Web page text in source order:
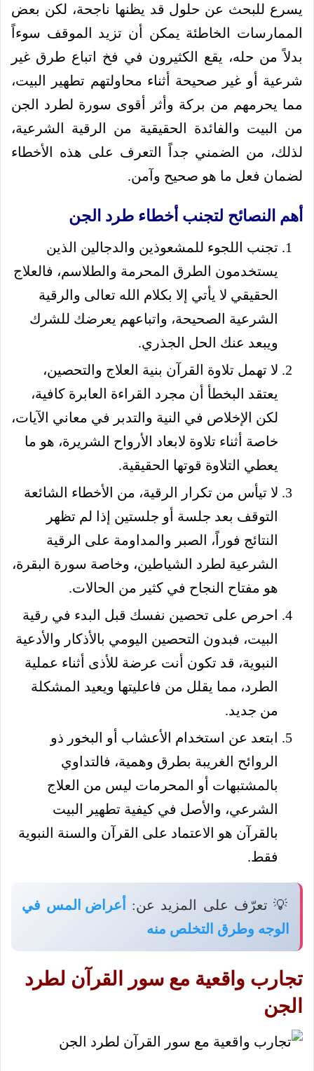
يسرع للبحث عن حلول قد يظنها ناجحة، لكن بعض
الممارسات الخاطئة يمكن أن تزيد الموقف سوءاً
بدلاً من حله، يقع الكثيرون في فخ اتباع طرق غير
شرعية أو غير صحيحة أثناء محاولتهم تطهير البيت،
مما يحرمهم من بركة وأثر أقوى سورة لطرد الجن
من البيت والفائدة الحقيقية من الرقية الشرعية،
لذلك، من الضمني جداً التعرف على هذه الأخطاء
لضمان فعل ما هو صحيح وآمن.
أهم النصائح لتجنب أخطاء طرد الجن
تجنب اللجوء للمشعوذين والدجالين الذين
يستخدمون الطرق المحرمة والطلاسم، فالعلاج
الحقيقي لا يأتي إلا بكلام الله تعالى والرقية
الشرعية الصحيحة، واتباعهم يعرضك للشرك
ويبعد عنك الحل الجذري.
لا تهمل تلاوة القرآن بنية العلاج والتحصين،
يعتقد البخطأ أن مجرد القراءة العابرة كافية،
لكن الإخلاص في النية والتدبر في معاني الآيات،
خاصة أثناء تلاوة لابعاد الأرواح الشريرة، هو ما
يعطي التلاوة قوتها الحقيقية.
لا تيأس من تكرار الرقية، من الأخطاء الشائعة
التوقف بعد جلسة أو جلستين إذا لم تظهر
النتائج فوراً، الصبر والمداومة على الرقية
الشرعية لطرد الشياطين، وخاصة سورة البقرة،
هو مفتاح النجاح في كثير من الحالات.
احرص على تحصين نفسك قبل البدء في رقية
البيت، فبدون التحصين اليومي بالأذكار والأدعية
النبوية، قد تكون أنت عرضة للأذى أثناء عملية
الطرد، مما يقلل من فاعليتها ويعيد المشكلة
من جديد.
ابتعد عن استخدام الأعشاب أو البخور ذو
الروائح الغريبة بطرق وهمية، فالتداوي
بالمشتبهات أو المحرمات ليس من العلاج
الشرعي، والأصل في كيفية تطهير البيت
بالقرآن هو الاعتماد على القرآن والسنة النبوية
فقط.
💡 تعرّف على المزيد عن:
أعراض المس في
الوجه وطرق التخلص منه
تجارب واقعية مع سور القرآن لطرد
الجن